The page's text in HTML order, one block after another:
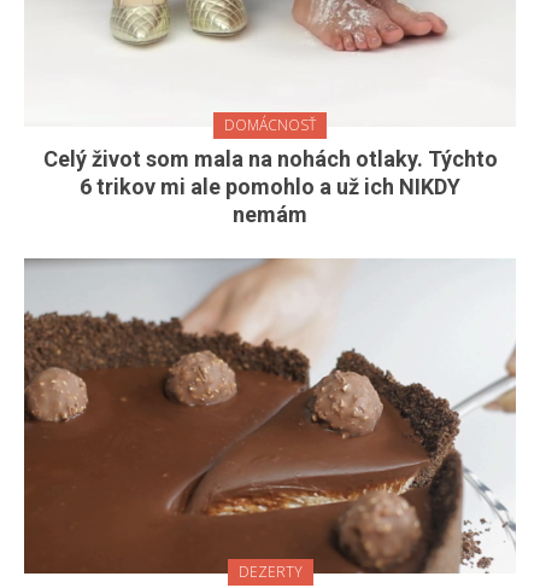
DOMÁCNOSŤ
Celý život som mala na nohách otlaky. Týchto
6 trikov mi ale pomohlo a už ich NIKDY
nemám
DEZERTY